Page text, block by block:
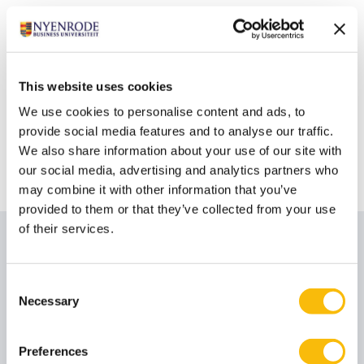
This website uses cookies
We use cookies to personalise content and ads, to
provide social media features and to analyse our traffic.
We also share information about your use of our site with
our social media, advertising and analytics partners who
may combine it with other information that you’ve
provided to them or that they’ve collected from your use
of their services.
Selection
Necessary
Preferences
Frederike Praasterink - Lector Future Food Systems bij
Frederike Praasterink levert op zelfstandige basis een
bijdrage aan dit programma.
Jan-Willem Grievink - Counselor FoodService
Jan-Willem Grievink levert op zelfstandige basis een
bijdrage aan dit programma.
Anke van Hal is hoogleraar 'Navigeren in tijden van
transitie' aan Nyenrode Business Universiteit en